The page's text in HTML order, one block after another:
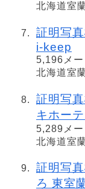
北海道室
証明写
i-keep
5,196メ
北海道室
証明写
キホー
5,289メ
北海道室
証明写
ろ 東室